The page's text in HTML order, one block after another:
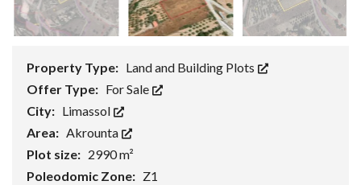
Property Type: Land and Building Plots
Offer Type: For Sale
City: Limassol
Area: Akrounta
Plot size: 2990 m²
Poleodomic Zone: Z1